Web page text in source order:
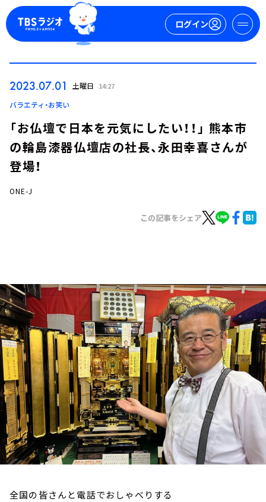
ログイン
ログイン
イベント・グッズ
YouTube
会社情報
2023.07.01 土曜日 14:27
バラエティ・お笑い
「お仏壇で日本を元気にしたい！！」 熊本市
の輪島漆器仏壇店の社長、永田幸喜さんが
登場！
ONE-J
この記事をシェア
全国の皆さんと電話でおしゃべりする